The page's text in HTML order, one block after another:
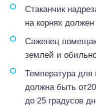
Стаканчик
на корнях
Саженец
землей и
Температура для
должна быть
до 25 градусов